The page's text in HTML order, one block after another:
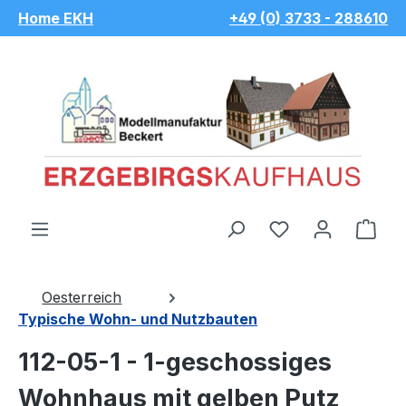
Zum Hauptinhalt springen
Home EKH +49 (0) 3733 - 288610
Du hast 0
Oesterreich
Typische Wohn- und Nutzbauten
112-05-1 - 1-geschossiges
Wohnhaus mit gelben Putz